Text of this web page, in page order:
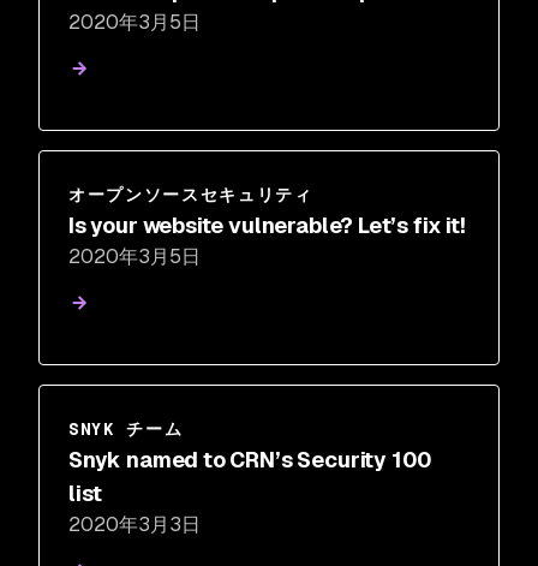
proactively maintain dependency
health
2020年3月5日
オープンソースセキュリティ
Is your website vulnerable? Let’s fix it!
2020年3月5日
SNYK チーム
Snyk named to CRN’s Security 100
list
2020年3月3日